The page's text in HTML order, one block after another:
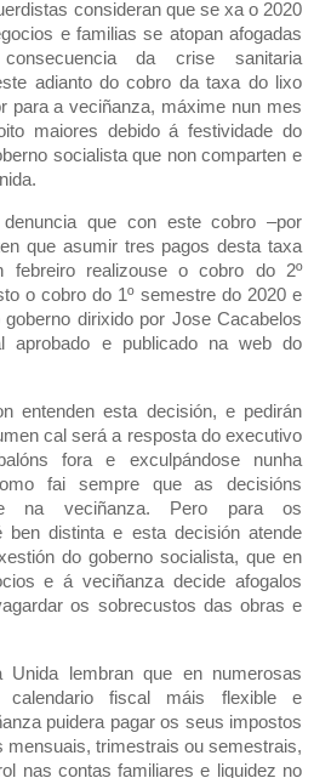
consideran que se xa o 2020
e familias se atopan afogadas
da crise sanitaria
adianto do cobro da taxa do lixo
para a veciñanza, máxime nun mes
maiores debido á festividade do
socialista que non comparten e
denuncia que con este cobro –por
que asumir tres pagos desta taxa
febreiro realizouse o cobro do 2º
o cobro do 1º semestre do 2020 e
dirixido por Jose Cacabelos
aprobado e publicado na web do
entenden esta decisión, e pedirán
cal será a resposta do executivo
fora e exculpándose nunha
fai sempre que as decisións
na veciñanza. Pero para os
ben distinta e esta decisión atende
do goberno socialista, que en
e á veciñanza decide afogalos
os sobrecustos das obras e
lembran que en numerosas
calendario fiscal máis flexible e
puidera pagar os seus impostos
mensuais, trimestrais ou semestrais,
nas contas familiares e liquidez no